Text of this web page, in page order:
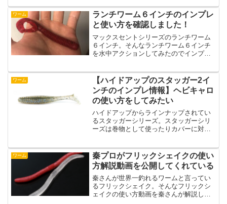
きます。フリッシュ3.5インチの特徴フリ
ッシュ3....
ワーム
ランチワーム６インチのインプレ
と使い方を確認しました！
マックスセントシリーズのランチワーム
６インチ。そんなランチワーム６インチ
を水中アクションしてみたのでインプレ
ランチワーム６インチの感想は以下のと
おりです。・匂い付きワー...
ワーム
【ハイドアップのスタッガー2イ
ンチのインプレ情報】ヘビキャロ
の使い方をしてみたい
ハイドアップからラインナップされてい
るスタッガーシリーズ。スタッガーシリ
ーズは巻物として使ったりカバーに対し
そんなスタッガーシリーズのなかでもコ
ンパクトサイズの２イン...
ワーム
秦プロがフリックシェイクの使い
方解説動画を公開してくれている
秦さんが世界一釣れるワームと言ってい
るフリックシェイク。そんなフリックシ
ェイクの使い方動画を秦さんが解説して